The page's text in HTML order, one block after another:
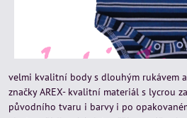
velmi kvalitní body s dlouhým rukávem
značky AREX- kvalitní materiál s lycrou
původního tvaru i barvy i po